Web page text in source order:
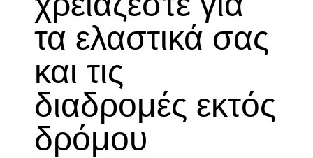
τα ελαστικά σας
και τις
διαδρομές εκτός
δρόμου